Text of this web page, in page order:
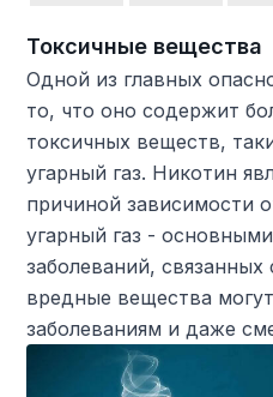
Токсичные вещества
Одной из главных
то, что оно содержит
токсичных веществ,
угарный газ. Никотин
причиной зависимости
угарный газ -
заболеваний,
вредные вещества
заболеваниям и даже